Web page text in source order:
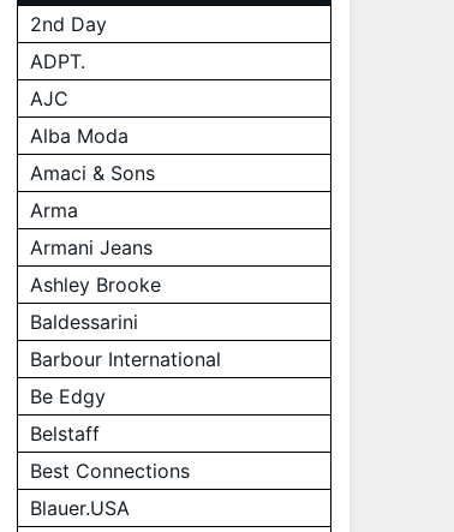
2nd Day
ADPT.
AJC
Alba Moda
Amaci & Sons
Arma
Armani Jeans
Ashley Brooke
Baldessarini
Barbour International
Be Edgy
Belstaff
Best Connections
Blauer.USA